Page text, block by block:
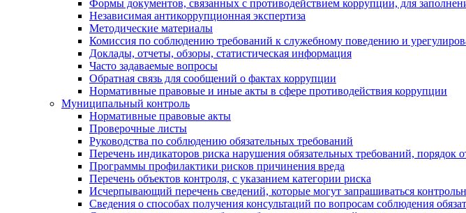
Формы документов, связанных с противодействием коррупции, для
Независимая антикоррупционная экспертиза
Методические материалы
Комиссия по соблюдению требований к служебному поведению и
Доклады, отчеты, обзоры, статистическая информация
Часто задаваемые вопросы
Обратная связь для сообщений о фактах коррупции
Нормативные правовые и иные акты в сфере противодействия коррупции
Муниципальный контроль
Нормативные правовые акты
Проверочные листы
Руководства по соблюдению обязательных требований
Перечень индикаторов риска нарушения обязательных требований, порядок
Программы профилактики рисков причинения вреда
Перечень объектов контроля, с указанием категории риска
Исчерпывающий перечень сведений, которые могут запрашиваться
Сведения о способах получения консультаций по вопросам соблюдения